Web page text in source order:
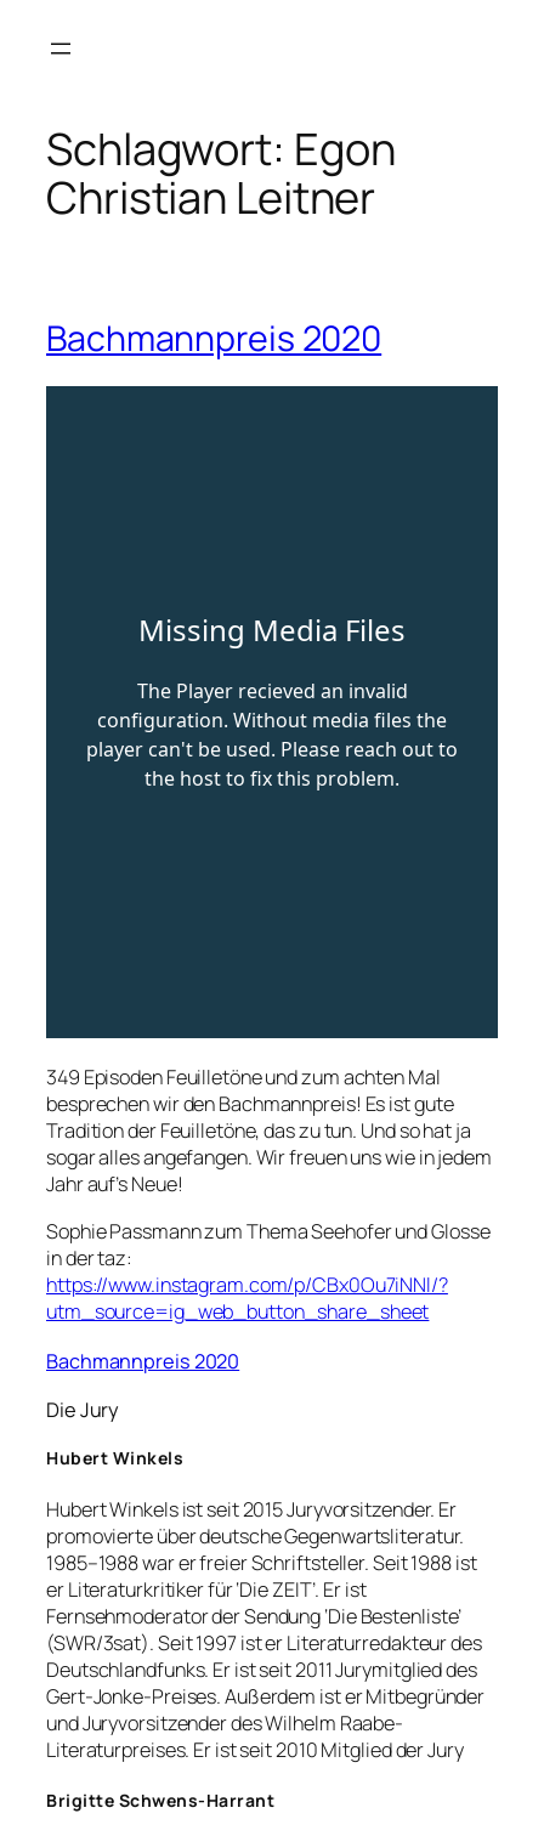
Inhalt
Schlagwort: Egon
Christian Leitner
Bachmannpreis 2020
349 Episoden Feuilletöne und zum achten Mal
besprechen wir den Bachmannpreis! Es ist gute
Tradition der Feuilletöne, das zu tun. Und so hat ja
sogar alles angefangen. Wir freuen uns wie in jedem
Jahr auf’s Neue!
Sophie Passmann zum Thema Seehofer und Glosse
in der taz:
https://www.instagram.com/p/CBx0Ou7iNNl/?
utm_source=ig_web_button_share_sheet
Bachmannpreis 2020
Die Jury
Hubert Winkels
Hubert Winkels ist seit 2015 Juryvorsitzender. Er
promovierte über deutsche Gegenwartsliteratur.
1985–1988 war er freier Schriftsteller. Seit 1988 ist
er Literaturkritiker für ‘Die ZEIT’. Er ist
Fernsehmoderator der Sendung ‘Die Bestenliste’
(SWR/3sat). Seit 1997 ist er Literaturredakteur des
Deutschlandfunks. Er ist seit 2011 Jurymitglied des
Gert-Jonke-Preises. Außerdem ist er Mitbegründer
und Juryvorsitzender des Wilhelm Raabe-
Literaturpreises. Er ist seit 2010 Mitglied der Jury
Brigitte Schwens-Harrant